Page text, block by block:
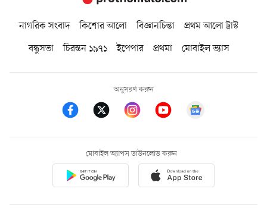
নাগরিক সংবাদ কিশোর আলো বিজ্ঞানচিন্তা
প্রথম আলো ট্রাস্ট
বন্ধুসভা
চিরন্তন ১৯৭১ ইপেপার প্রথমা মোবাইল ভ্যাস
অনুসরণ করুন
মোবাইল অ্যাপস ডাউনলোড করুন